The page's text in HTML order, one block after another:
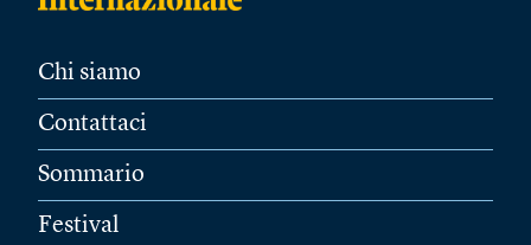
Chi siamo
Contattaci
Sommario
Festival